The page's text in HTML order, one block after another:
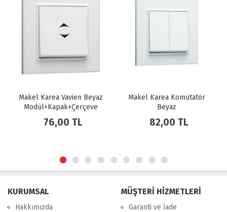
Makel Karea Vavien Beyaz
Modül+Kapak+Çerçeve
76,00 TL
Makel Karea Komütatör
Beyaz
Modül+Kapak+Çerçeve
82,00 TL
KURUMSAL
Hakkımızda
MÜŞTERİ HİZMETLERİ
Garanti ve İade